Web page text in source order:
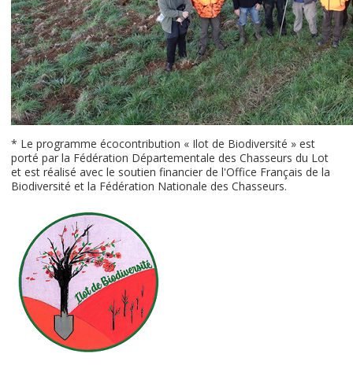
* Le programme écocontribution « Ilot de Biodiversité » est
porté par la Fédération Départementale des Chasseurs du Lot
et est réalisé avec le soutien financier de l'Office Français de la
Biodiversité et la Fédération Nationale des Chasseurs.